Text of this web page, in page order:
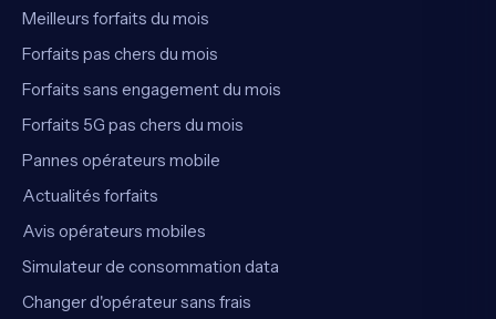
Meilleurs forfaits du mois
Forfaits pas chers du mois
Forfaits sans engagement du mois
Forfaits 5G pas chers du mois
Pannes opérateurs mobile
Actualités forfaits
Avis opérateurs mobiles
Simulateur de consommation data
Changer d'opérateur sans frais